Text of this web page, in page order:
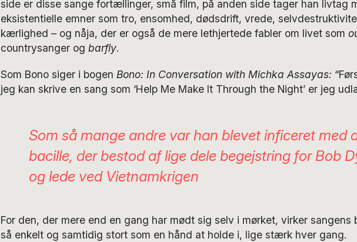
side er disse sange fortællinger, små film, på anden side tager han livtag
eksistentielle emner som tro, ensomhed, dødsdrift, vrede,
kærlighed – og nåja, der er også de mere lethjertede fabler om livet som
countrysanger og barfly.
Som Bono siger i bogen Bono: In Conversation with Michka Assayas:
jeg kan skrive en sang som ‘Help Me Make It Through the Night’ er jeg
Som så mange andre var han blevet inficeret med
bacille, der bestod af lige dele begejstring for Bob
og lede ved Vietnamkrigen
For den, der mere end en gang har mødt sig selv i mørket, virker sangens
så enkelt og samtidig stort som en hånd at holde i, lige stærk hver gang.